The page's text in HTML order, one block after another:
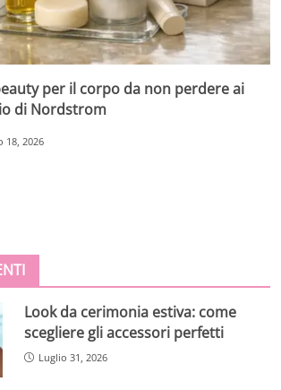
per il corpo da non perdere ai
di Nordstrom
18, 2026
Look da cerimonia estiva: come
scegliere gli accessori perfetti
Luglio 31, 2026